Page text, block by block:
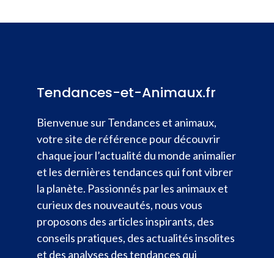
Tendances-et-Animaux.fr
Bienvenue sur Tendances et animaux,
votre site de référence pour découvrir
chaque jour l’actualité du monde animalier
et les dernières tendances qui font vibrer
la planète. Passionnés par les animaux et
curieux des nouveautés, nous vous
proposons des articles inspirants, des
conseils pratiques, des actualités insolites
et des analyses des tendances qui